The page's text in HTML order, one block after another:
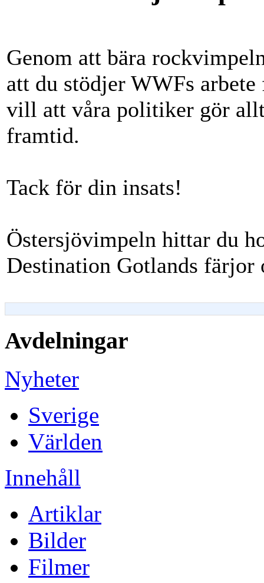
Genom att bära
att du stödjer WWFs
vill att våra politiker gör
framtid.
Tack för din insats!
Östersjövimpeln hittar du
Destination Gotlands färjor
Avdelningar
Nyheter
Sverige
Världen
Innehåll
Artiklar
Bilder
Filmer